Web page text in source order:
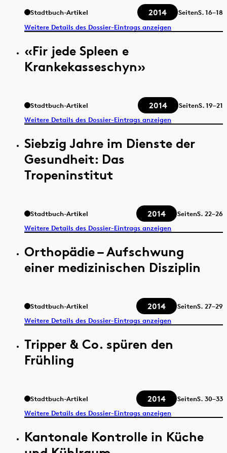
Stadtbuch-Artikel 2014 SeitenS.16–18
Weitere Details des Dossier-Eintrags anzeigen
«Fir jede Spleen e
Krankekasseschyn»
Stadtbuch-Artikel 2014 SeitenS.19–21
Weitere Details des Dossier-Eintrags anzeigen
Siebzig Jahre im Dienste der
Gesundheit: Das
Tropeninstitut
Stadtbuch-Artikel 2014 SeitenS. 22–26
Weitere Details des Dossier-Eintrags anzeigen
Orthopädie – Aufschwung
einer medizinischen Disziplin
Stadtbuch-Artikel 2014 SeitenS. 27–29
Weitere Details des Dossier-Eintrags anzeigen
Tripper & Co. spüren den
Frühling
Stadtbuch-Artikel 2014 SeitenS. 30–33
Weitere Details des Dossier-Eintrags anzeigen
Kantonale Kontrolle in Küche